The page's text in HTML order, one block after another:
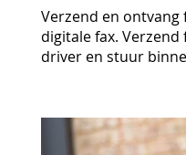
Verzend en
digitale fax. Verzend
driver en stuur